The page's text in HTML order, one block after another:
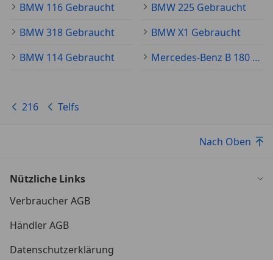
Seitenairbag vorn
AKTION: 2,99% Zins Fix der BMW Bank Lt.
sehr reichhaltiger Ausstattung und spritzig,
verbaute Optionen:
Zoll Alu, Sitzheizung, Fernlichtassistent, Driving
Assist und Driving Assist PLUS, Sitzverstellung
BMW 116 Gebraucht
BMW 225 Gebraucht
BMW 318 Gebraucht
BMW X1 Gebraucht
BMW 114 Gebraucht
Mercedes-Benz B 180 Gebraucht
216 Telfs
Nach Oben
Nützliche Links
Verbraucher AGB
Händler AGB
Datenschutzerklärung